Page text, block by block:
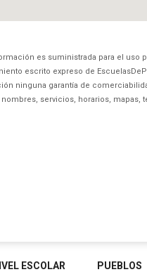
es suministrada para el
escrito expreso de
ninguna garantía de
servicios, horarios,
ESCOLAR PUEBLOS